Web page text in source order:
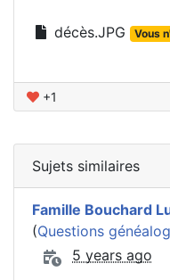
décès.JPG Vous
+1
Sujets similaires
Famille Bouchard
(Questions
5 years ago